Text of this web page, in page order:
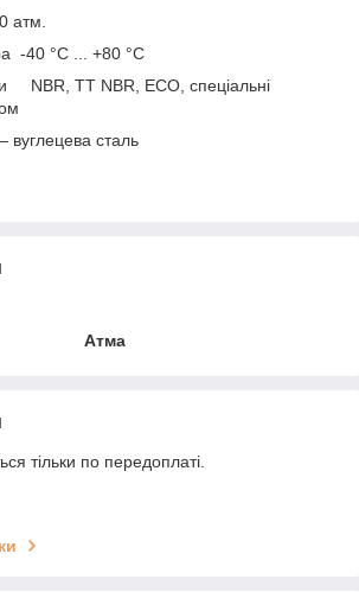
атм.
-40 °C ... +80 °C
NBR, TT NBR, ECO, спеціальні
вуглецева сталь
Атма
тільки по передоплаті.